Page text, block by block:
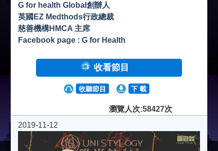
G for health Global創辦人
英國EZ Medthods行政總裁
慈善機構HMCA 主席
Facebook page : G for Health
收看節目
收聽節目 下 載
瀏覽人次:58427次
2019-11-12